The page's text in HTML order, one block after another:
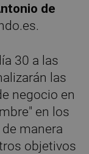
de
30 a las
las
negocio en
en los
manera
objetivos